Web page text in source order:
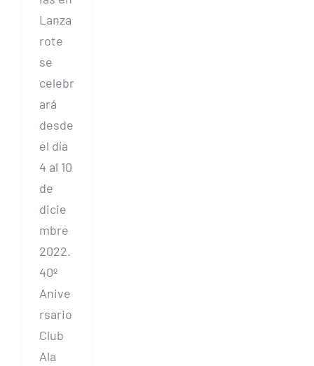
Lanza
rote
se
celebr
ará
desde
el día
4 al 10
de
dicie
mbre
2022.
40º
Anive
rsario
Club
Ala